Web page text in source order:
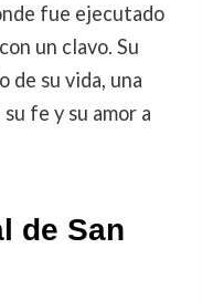
fue ejecutado
un clavo. Su
su vida, una
fe y su amor a
de San